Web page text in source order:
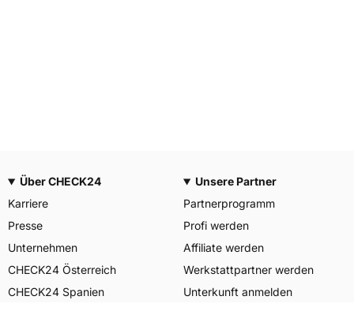
Über CHECK24
Karriere
Presse
Unternehmen
CHECK24 Österreich
CHECK24 Spanien
Unsere Partner
Partnerprogramm
Profi werden
Affiliate werden
Werkstattpartner werden
Unterkunft anmelden